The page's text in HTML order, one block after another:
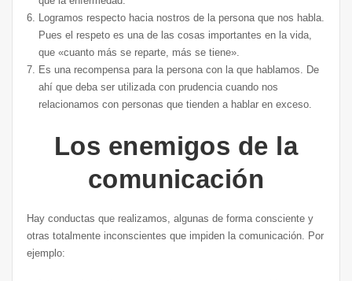
Logramos respecto hacia nostros de la persona que nos habla.
Pues el respeto es una de las cosas importantes en la vida,
que «cuanto más se reparte, más se tiene».
Es una recompensa para la persona con la que hablamos. De
ahí que deba ser utilizada con prudencia cuando nos
relacionamos con personas que tienden a hablar en exceso.
Los enemigos de la
comunicación
Hay conductas que realizamos, algunas de forma consciente y
otras totalmente inconscientes que impiden la comunicación. Por
ejemplo: